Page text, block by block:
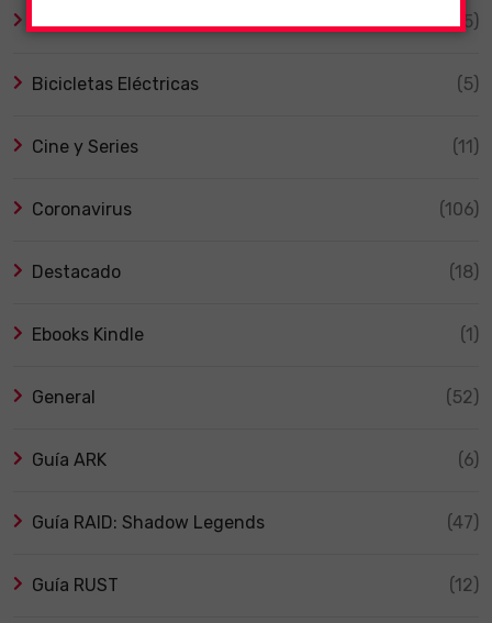
Animales (5)
Bicicletas Eléctricas (5)
Cine y Series (11)
Coronavirus (106)
Destacado (18)
Ebooks Kindle (1)
General (52)
Guía ARK (6)
Guía RAID: Shadow Legends (47)
Guía RUST (12)